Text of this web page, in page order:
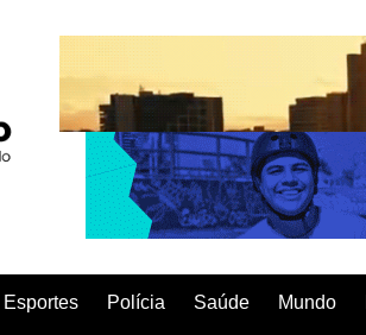
Esportes Polícia Saúde Mundo